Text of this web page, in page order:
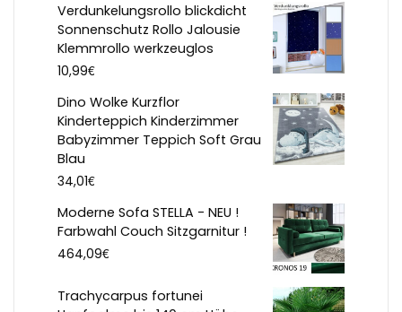
Verdunkelungsrollo blickdicht
Sonnenschutz Rollo Jalousie
Klemmrollo werkzeuglos
10,99€
Dino Wolke Kurzflor
Kinderteppich Kinderzimmer
Babyzimmer Teppich Soft Grau
Blau
34,01€
Moderne Sofa STELLA - NEU !
Farbwahl Couch Sitzgarnitur !
464,09€
Trachycarpus fortunei